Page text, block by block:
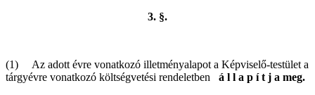
3. §.
(1) Az adott évre vonatkozó illetményalapot a Képviselő-testület a
tárgyévre vonatkozó költségvetési rendeletben á l l a p í t j a meg.